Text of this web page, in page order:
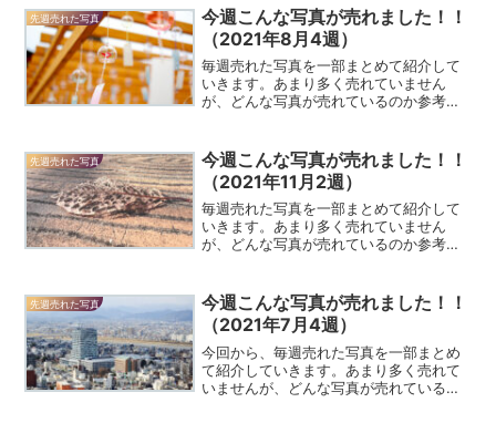
ました！！（2021年8月1週）今週売れた
写真春先に撮ったロウ...
先週売れた写真
今週こんな写真が売れました！！
（2021年8月4週）
毎週売れた写真を一部まとめて紹介して
いきます。あまり多く売れていません
が、どんな写真が売れているのか参考に
ました！！（2021年8月3週）今週売れた
写真他のサイトでは売...
先週売れた写真
今週こんな写真が売れました！！
（2021年11月2週）
毎週売れた写真を一部まとめて紹介して
いきます。あまり多く売れていません
が、どんな写真が売れているのか参考に
ました！！（2021年9月4週）今週売れた
写真これまた定番に売...
先週売れた写真
今週こんな写真が売れました！！
（2021年7月4週）
今回から、毎週売れた写真を一部まとめ
て紹介していきます。あまり多く売れて
いませんが、どんな写真が売れているの